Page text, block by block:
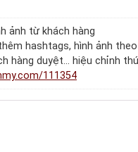
ảnh từ khách hàng
hashtags, hình ảnh
hàng duyệt… hiệu chỉnh
111354